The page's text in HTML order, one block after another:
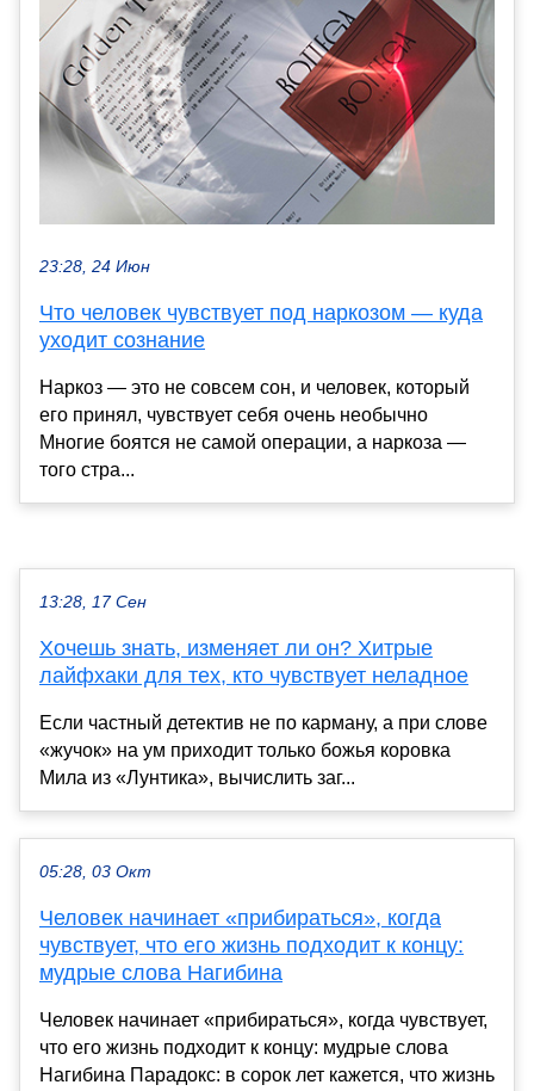
23:28, 24 Июн
Что человек чувствует под наркозом — куда
уходит сознание
Наркоз — это не совсем сон, и человек, который
его принял, чувствует себя очень необычно
Многие боятся не самой операции, а наркоза —
того стра...
13:28, 17 Сен
Хочешь знать, изменяет ли он? Хитрые
лайфхаки для тех, кто чувствует неладное
Если частный детектив не по карману, а при слове
«жучок» на ум приходит только божья коровка
Мила из «Лунтика», вычислить заг...
05:28, 03 Окт
Человек начинает «прибираться», когда
чувствует, что его жизнь подходит к концу:
мудрые слова Нагибина
Человек начинает «прибираться», когда чувствует,
что его жизнь подходит к концу: мудрые слова
Нагибина Парадокс: в сорок лет кажется, что жизнь